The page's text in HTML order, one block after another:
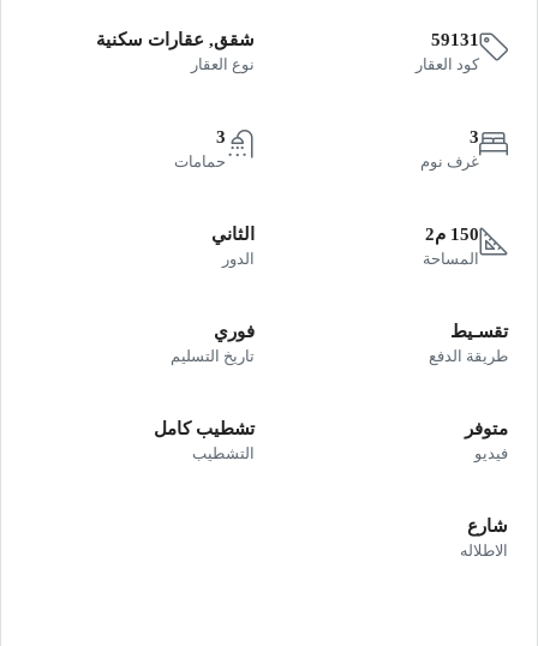
59131
كود العقار
شقق, عقارات سكنية
نوع العقار
3
غرف نوم
3
حمامات
150 م2
المساحة
الثاني
الدور
تقسـيط
طريقة الدفع
فوري
تاريخ التسليم
متوفر
فيديو
تشطيب كامل
التشطيب
شارع
الاطلاله